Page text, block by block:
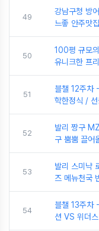
49
강남구청 방
느좋 안주맛
50
100평 규모
유니크한 프
51
블챌 12주차
학한정식 /
52
발리 짱구
구 뿜뿜 끌어
53
발리 스미냑
즈 메뉴천국
54
블챌 13주차
션 VS 위더